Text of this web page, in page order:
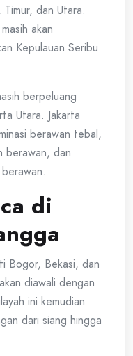
dan Utara.
akan
Kepulauan Seribu
berpeluang
Utara. Jakarta
berawan tebal,
berawan, dan
di
Bogor, Bekasi, dan
diawali dengan
ini kemudian
dari siang hingga